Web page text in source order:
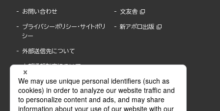
お問い合わせ
プライバシーポリシー・サイトポリ
シー
外部送信先について
内部通報制度について
文友舎
新アポロ出版